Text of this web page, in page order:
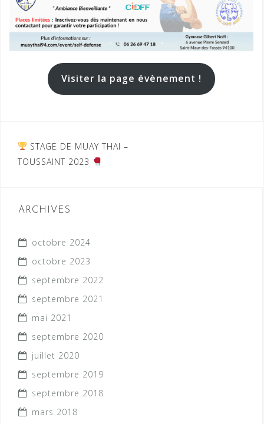
Visiter la page évènement !
Navigation
de
STAGE DE MUAY THAI –
TOUSSAINT 2023
ARCHIVES
octobre 2024
octobre 2023
septembre 2022
septembre 2021
mai 2021
septembre 2020
juillet 2020
septembre 2019
septembre 2018
mars 2018